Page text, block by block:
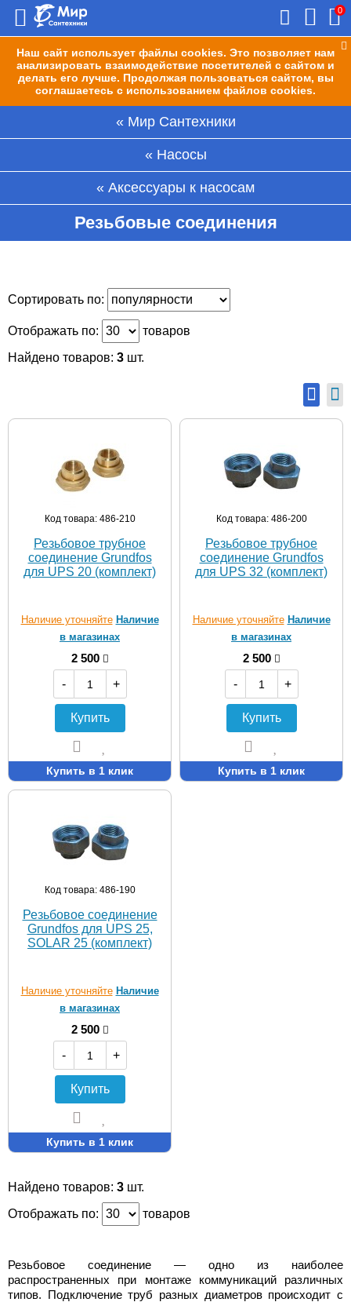
Наш сайт использует файлы cookies. Это позволяет нам
анализировать взаимодействие посетителей с сайтом и
делать его лучше. Продолжая пользоваться сайтом, вы
соглашаетесь с использованием файлов cookies.
0
Мир Сантехники
Насосы
Аксессуары к насосам
Резьбовые соединения
Сортировать по:
Отображать по:
товаров
Найдено товаров: 3 шт.
Код товара: 486-210
Резьбовое трубное
соединение Grundfos
для UPS 20 (комплект)
Наличие уточняйте Наличие
в магазинах
2 500
-
+
Купить
Купить в 1 клик
Код товара: 486-200
Резьбовое трубное
соединение Grundfos
для UPS 32 (комплект)
Наличие уточняйте Наличие
в магазинах
2 500
-
+
Купить
Купить в 1 клик
Код товара: 486-190
Резьбовое соединение
Grundfos для UPS 25,
SOLAR 25 (комплект)
Наличие уточняйте Наличие
в магазинах
2 500
-
+
Купить
Купить в 1 клик
Найдено товаров: 3 шт.
Отображать по:
товаров
Резьбовое соединение — одно из наиболее
распространенных при монтаже коммуникаций различных
типов. Подключение труб разных диаметров происходит с